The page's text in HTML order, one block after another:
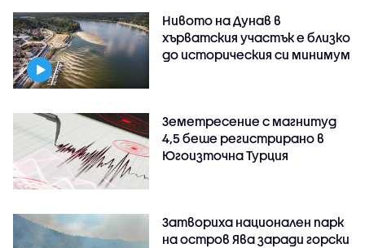
Нивото на Дунав в
хърватския участък е близко
до историческия си минимум
Земетресение с магнитуд
4,5 беше регистрирано в
Югоизточна Турция
Затвориха национален парк
на остров Ява заради горски